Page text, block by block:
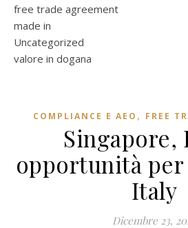
free trade agreement
made in
Uncategorized
valore in dogana
COMPLIANCE E AEO , FREE
Singapore,
opportunità
Italy
Dicembre 23,